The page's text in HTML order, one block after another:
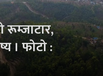
रूम्जाटार,
। फोटो :